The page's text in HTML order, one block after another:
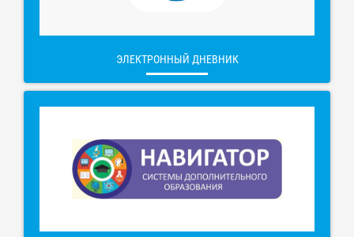
ЭЛЕКТРОННЫЙ ДНЕВНИК